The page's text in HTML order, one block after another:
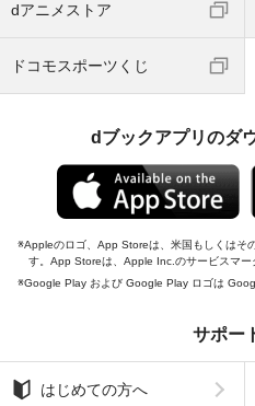
dアニメストア
ドコモスポーツくじ
dブックアプリのダ
Appleのロゴ、App Storeは、米国もしくはそ
す。App Storeは、Apple Inc.のサービスマー
Google Play および Google Play ロゴは
サポー
はじめての方へ